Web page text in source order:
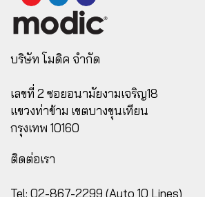
บริษัท โมดิค จำกัด
เลขที่ 2 ซอยอนามัยงามเจริญ18
แขวงท่าข้าม เขตบางขุนเทียน
กรุงเทพ 10160
ติดต่อเรา
Tel: 02-867-2299 (Auto 10 Lines)